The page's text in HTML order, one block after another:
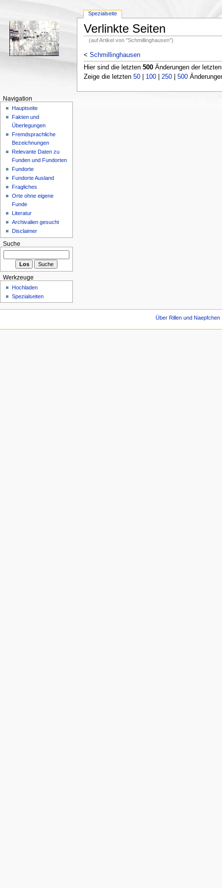
Verlinkte Seiten
(auf Artikel von "Schmillinghausen")
< Schmillinghausen
Hier sind die letzten 500Änderungen der
Zeige die letzten 50| 100| 250| 500
Spezialseite
Navigation
Hauptseite
Fakten und
Überlegungen
Fremdsprachliche
Bezeichnungen
Relevante Daten zu
Funden und Fundorten
Fundorte
Fundorte Ausland
Fragliches
Orte ohne eigene
Funde
Literatur
Archivalien gesucht
Disclaimer
Suche
Werkzeuge
Hochladen
Spezialseiten
Über Rillen und Naepfchen